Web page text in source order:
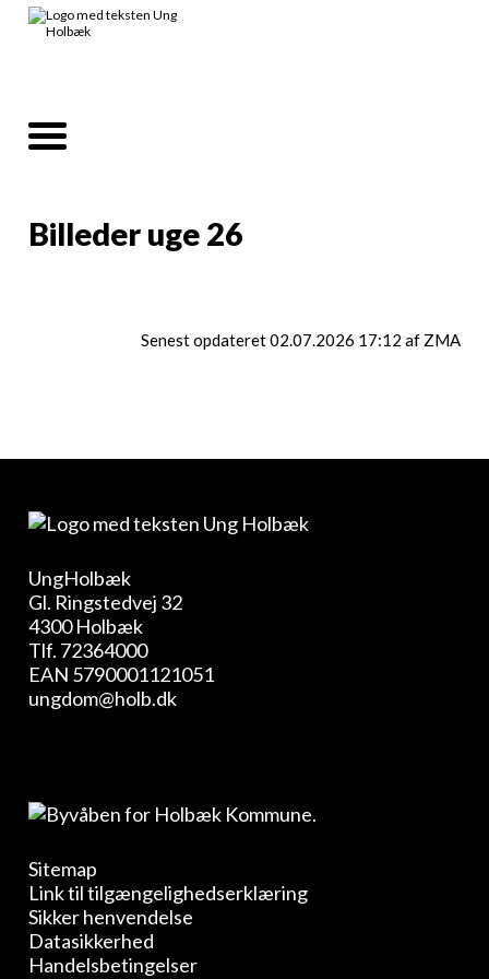
Billeder uge 26
Senest opdateret 02.07.2026 17:12 af ZMA
UngHolbæk
Gl. Ringstedvej 32
4300 Holbæk
Tlf. 72364000
EAN 5790001121051
ungdom@holb.dk
Sitemap
Link til tilgængelighedserklæring
Sikker henvendelse
Datasikkerhed
Handelsbetingelser